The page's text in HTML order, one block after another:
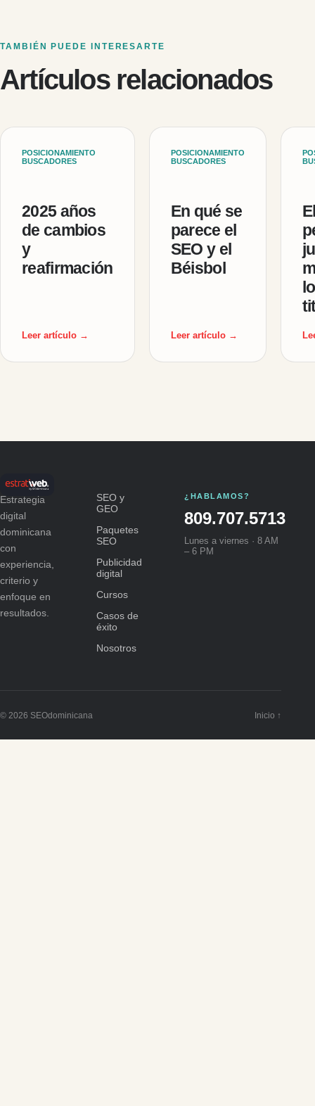
TAMBIÉN PUEDE INTERESARTE
Artículos relacionados
POSICIONAMIENTO
BUSCADORES
2025 años
de cambios
y
reafirmación
Leer artículo →
POSICIONAMIENTO
BUSCADORES
En qué se
parece el
SEO y el
Béisbol
Leer artículo →
Estrategia
digital
dominicana
con
experiencia,
criterio y
enfoque en
resultados.
SEO y
GEO
Paquetes
SEO
Publicidad
digital
Cursos
Casos de
éxito
Nosotros
¿HABLAMOS?
809.707.5713
Lunes a viernes · 8 AM
– 6 PM
© 2026 SEOdominicana Inicio ↑